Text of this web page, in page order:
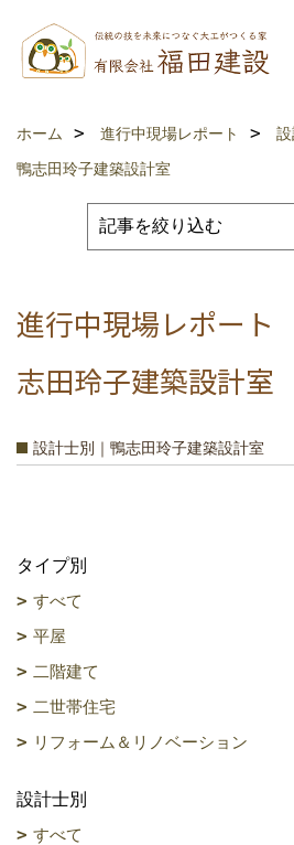
ホーム 進行中現場レポート
設
鴨志田玲子建築設計室
進行中現場レポー
志田玲子建築設計室
設計士別｜鴨志田玲子建築設計室
タイプ別
すべて
平屋
二階建て
二世帯住宅
リフォーム＆リノベーション
設計士別
すべて